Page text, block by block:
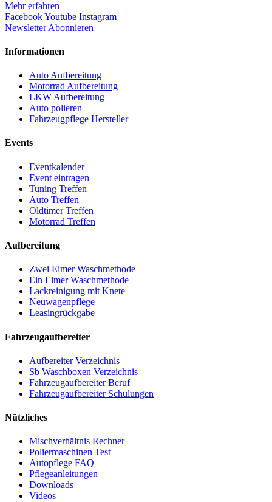
Mehr erfahren
FacebookYoutube Instagram
Newsletter Abonnieren
Informationen
Auto Aufbereitung
Motorrad Aufbereitung
LKW Aufbereitung
Auto polieren
Fahrzeugpflege Hersteller
Events
Eventkalender
Event eintragen
Tuning Treffen
Auto Treffen
Oldtimer Treffen
Motorrad Treffen
Aufbereitung
Zwei Eimer Waschmethode
Ein Eimer Waschmethode
Lackreinigung mit Knete
Neuwagenpflege
Leasingrückgabe
Fahrzeugaufbereiter
Aufbereiter Verzeichnis
Sb Waschboxen Verzeichnis
Fahrzeugaufbereiter Beruf
Fahrzeugaufbereiter Schulungen
Nützliches
Mischverhältnis Rechner
Poliermaschinen Test
Autopflege FAQ
Pflegeanleitungen
Downloads
Videos